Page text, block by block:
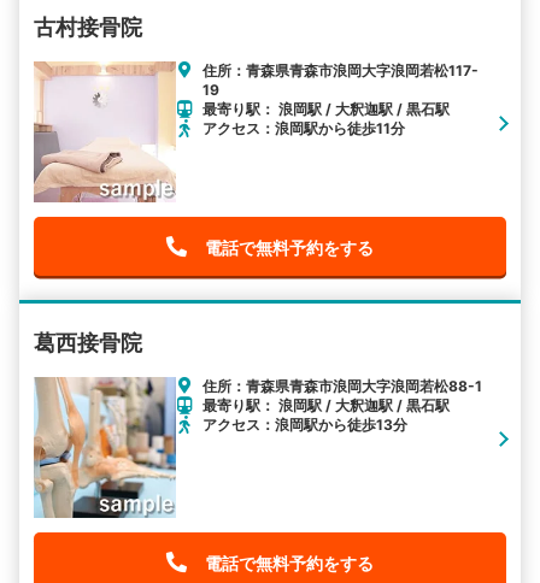
古村接骨院
住所：青森県青森市浪岡大字浪岡若松117-
19
最寄り駅： 浪岡駅 / 大釈迦駅 / 黒石駅
アクセス：浪岡駅から徒歩11分
電話で無料予約をする
葛西接骨院
住所：青森県青森市浪岡大字浪岡若松88-1
最寄り駅： 浪岡駅 / 大釈迦駅 / 黒石駅
アクセス：浪岡駅から徒歩13分
電話で無料予約をする